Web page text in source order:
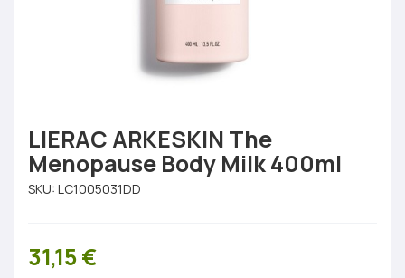
LIERAC ARKESKIN The
Menopause Body Milk 400ml
SKU: LC1005031DD
31,15€